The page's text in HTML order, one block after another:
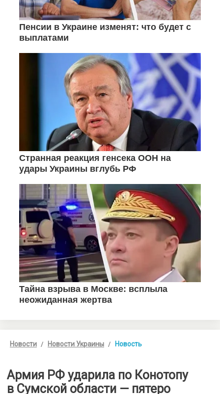
Новости Новости Украины Новость
Армия РФ ударила по Конотопу
в Сумской области — пятеро